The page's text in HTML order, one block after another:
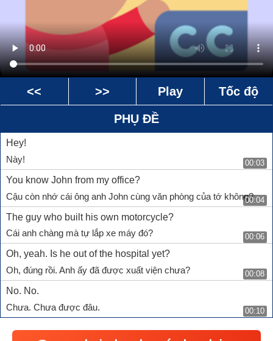
PHỤ ĐỀ
Hey!
Này!
00:03
You know John from my office?
Cậu còn nhớ cái ông anh John cùng văn phòng của tớ không?00:04
The guy who built his own motorcycle?
Cái anh chàng mà tự lắp xe máy đó?
00:06
Oh, yeah. Is he out of the hospital yet?
Oh, đúng rồi. Anh ấy đã được xuất viện chưa?
00:08
No. No.
Chưa. Chưa được đâu.
00:10
But his husband is the manager of the Petting Zoo and he
<< >> Play Tốc độ